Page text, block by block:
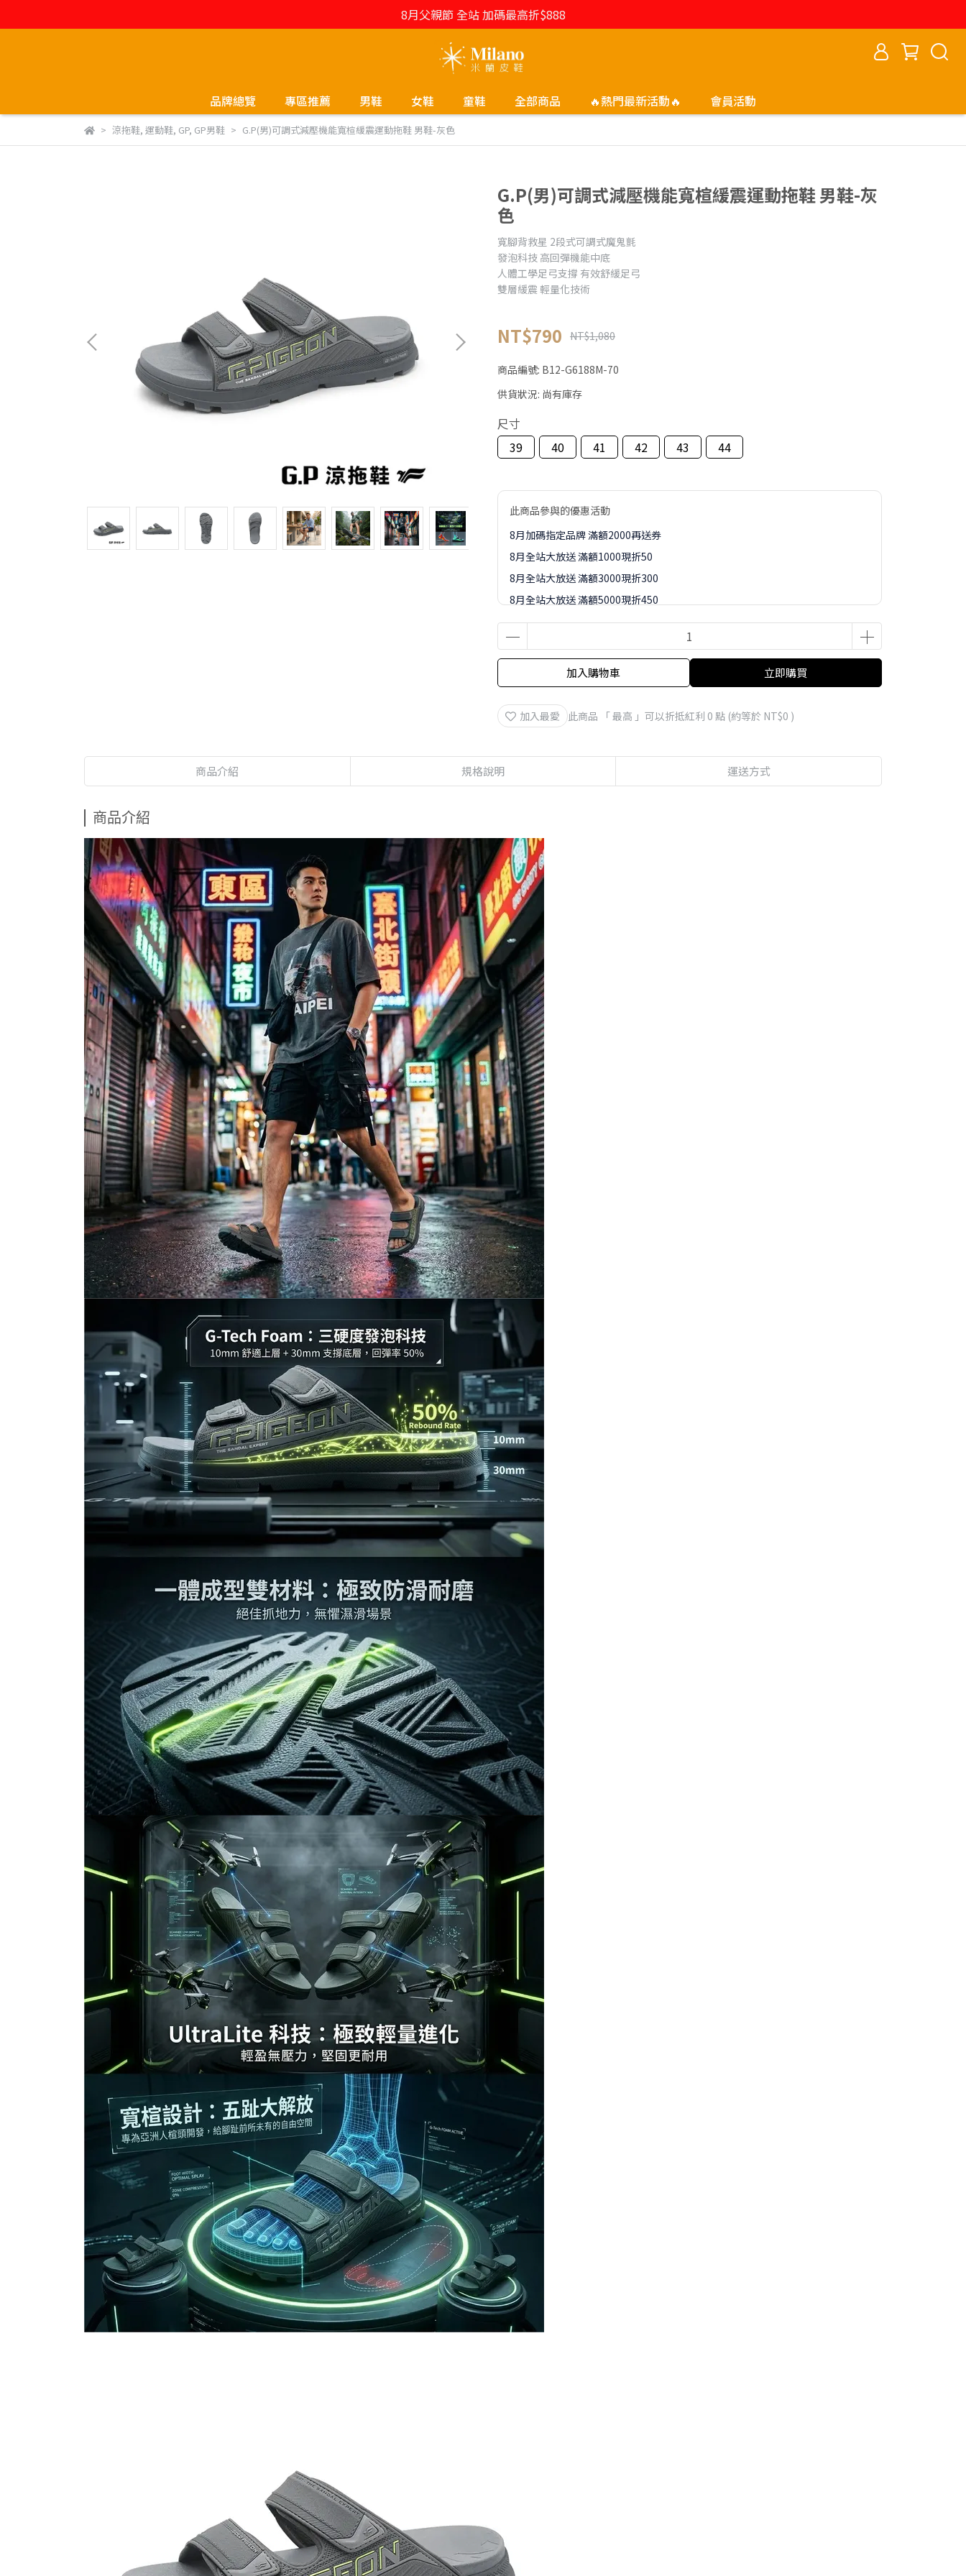
8月父親節 全站 加碼最高折$888
品牌總覽 專區推薦 男鞋 女鞋 童鞋 全部商品 🔥熱門最新活動🔥 會員活動
涼拖鞋, 運動鞋, GP, GP男鞋 G.P(男)可調式減壓機能寬楦緩震運動拖鞋 男鞋-灰色
G.P(男)可調式減壓機能寬楦緩震運動拖鞋 男鞋-灰
色
寬腳背救星 2段式可調式魔鬼氈
發泡科技 高回彈機能中底
人體工學足弓支撐 有效舒緩足弓
雙層緩震 輕量化技術
NT$790 NT$1,080
商品編號: B12-G6188M-70
供貨狀況: 尚有庫存
尺寸
39
40 41 42 43 44
此商品參與的優惠活動
8月加碼指定品牌 滿額2000再送券
8月全站大放送 滿額1000現折50
8月全站大放送 滿額3000現折300
8月全站大放送 滿額5000現折450
8月全站大放送 滿額8000現折888
加入購物車 立即購買
加入最愛 此商品 「 最高 」可以折抵紅利 0 點 (約等於 NT$0 )
商品介紹 規格說明 運送方式
商品介紹